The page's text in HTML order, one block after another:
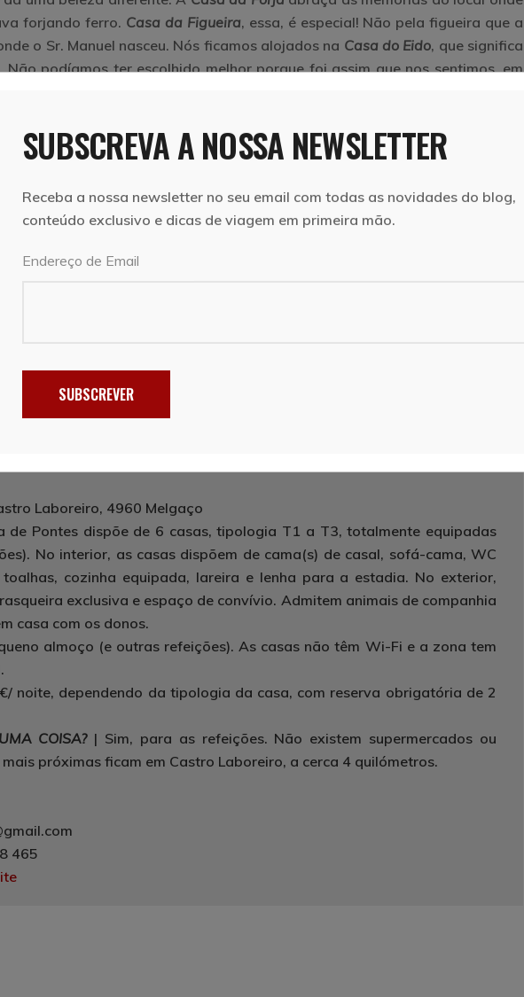
forjando ferro. Casa da Figueira, essa, é especial! Não pela figueira que a
o Sr. Manuel nasceu. Nós ficamos alojados na Casa do Eido, que significa
Não podíamos ter escolhido melhor porque foi assim que nos sentimos, em
Eido, bem virado para a serra da Peneda, vemos a sétima casa a ganhar
a
é uma promessa feliz.
Laboreiro, 4960 Melgaço
de Pontes dispõe de 6 casas, tipologia T1 a T3, totalmente equipadas
No interior, as casas dispõem de cama(s) de casal, sofá-cama, WC
cozinha equipada, lareira e lenha para a estadia. No exterior,
exclusiva e espaço de convívio. Admitem animais de companhia
casa com os donos.
almoço (e outras refeições). As casas não têm Wi-Fi e a zona tem
noite, dependendo da tipologia da casa, com reserva obrigatória de 2
COISA?| Sim, para as refeições. Não existem supermercados ou
próximas ficam em Castro Laboreiro, a cerca 4 quilómetros.
465
SUBSCREVA A NOSSA NEWSLETTER
Receba a nossa newsletter no seu email com todas as novidades do blog,
conteúdo exclusivo e dicas de viagem em primeira mão.
Endereço de Email
SUBSCREVER